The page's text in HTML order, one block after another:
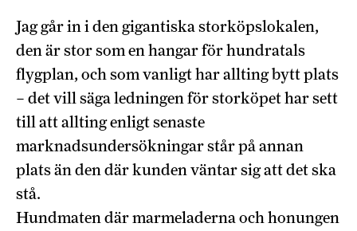
Jag går in i den gigantiska storköpslokalen,
den är stor som en hangar för hundratals
flygplan, och som vanligt har allting bytt plats
– det vill säga ledningen för storköpet har sett
till att allting enligt senaste
marknadsundersökningar står på annan
plats än den där kunden väntar sig att det ska
stå.
Hundmaten där marmeladerna och honungen